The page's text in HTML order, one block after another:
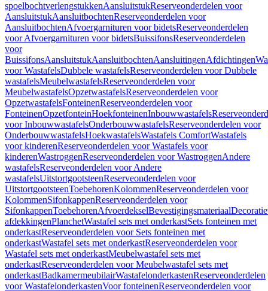
spoelbochtverlengstukkenAansluitstukReserveonderdelen voor
AansluitstukAansluitbochtenReserveonderdelen voor
AansluitbochtenAfvoergarnituren voor bidetsReserveonderdelen
voor Afvoergarnituren voor bidetsBuissifonsReserveonderdelen
voor
BuissifonsAansluitstukAansluitbochtenAansluitingenAfdichtingen
voor WastafelsDubbele wastafelsReserveonderdelen voor Dubbele
wastafelsMeubelwastafelsReserveonderdelen voor
MeubelwastafelsOpzetwastafelsReserveonderdelen voor
OpzetwastafelsFonteinenReserveonderdelen voor
FonteinenOpzetfonteinHoekfonteinenInbouwwastafels
voor InbouwwastafelsOnderbouwwastafelsReserveonderdelen voor
OnderbouwwastafelsHoekwastafelsWastafels ComfortWastafels
voor kinderenReserveonderdelen voor Wastafels voor
kinderenWastroggenReserveonderdelen voor WastroggenAndere
wastafelsReserveonderdelen voor Andere
wastafelsUitstortgootsteenReserveonderdelen voor
UitstortgootsteenToebehorenKolommenReserveonderdelen voor
KolommenSifonkappenReserveonderdelen voor
SifonkappenToebehorenAfvoerdekselBevestigingsmateriaal
afdekkingenPlanchetWastafel sets met onderkastSets fonteinen met
onderkastReserveonderdelen voor Sets fonteinen met
onderkastWastafel sets met onderkastReserveonderdelen voor
Wastafel sets met onderkastMeubelwastafel sets met
onderkastReserveonderdelen voor Meubelwastafel sets met
onderkastBadkamermeubilairWastafelonderkastenReserveonderdelen
voor WastafelonderkastenVoor fonteinenReserveonderdelen voor